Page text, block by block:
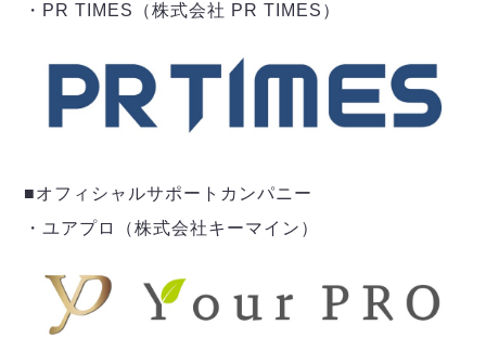
・PR TIMES（株式会社 PR TIMES）
■オフィシャルサポートカンパニー
・ユアプロ（株式会社キーマイン）